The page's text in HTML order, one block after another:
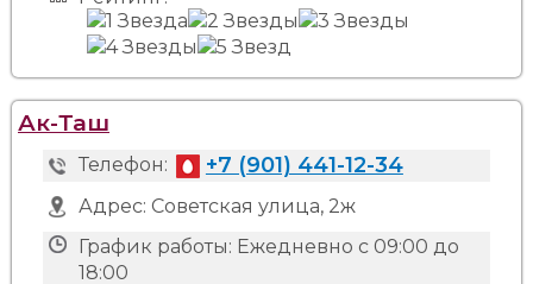
Ак-Таш
Телефон: +7 (901) 441-12-34
Адрес: Советская улица, 2ж
График работы: Ежедневно с 09:00 до
18:00